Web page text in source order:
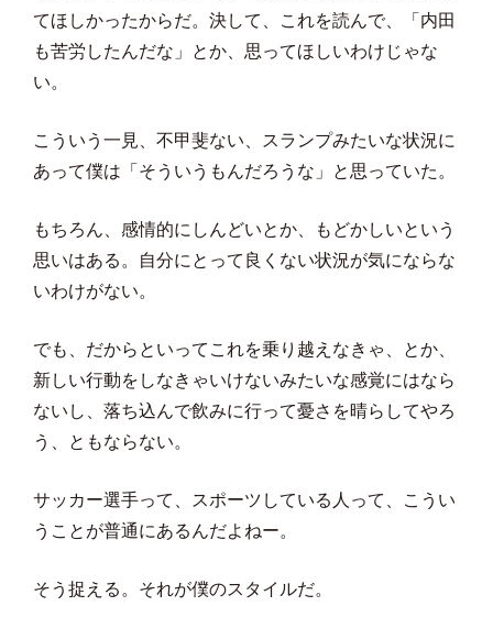
てほしかったからだ。決して、これを読んで、「内田
も苦労したんだな」とか、思ってほしいわけじゃな
い。
こういう一見、不甲斐ない、スランプみたいな状況に
あって僕は「そういうもんだろうな」と思っていた。
もちろん、感情的にしんどいとか、もどかしいという
思いはある。自分にとって良くない状況が気にならな
いわけがない。
でも、だからといってこれを乗り越えなきゃ、とか、
新しい行動をしなきゃいけないみたいな感覚にはなら
ないし、落ち込んで飲みに行って憂さを晴らしてやろ
う、ともならない。
サッカー選手って、スポーツしている人って、こうい
うことが普通にあるんだよねー。
そう捉える。それが僕のスタイルだ。